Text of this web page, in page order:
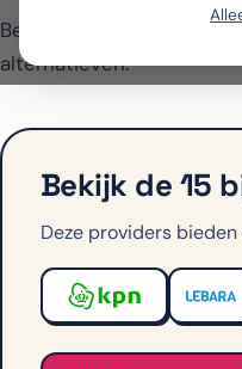
Ben biedt de 15 op dit
alternatieven.
Bekijk de 15
Deze providers